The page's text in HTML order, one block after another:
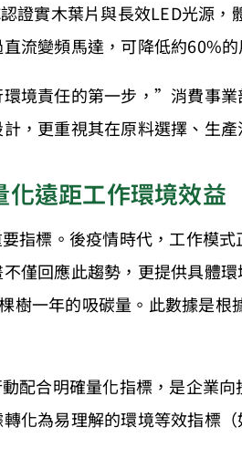
證實木葉片與長效LED光源
流變頻馬達，可降低約60%
環境責任的第一步，”消費事
，更重視其在原料選擇、生
遠距工作環境效益
指標。後疫情時代，工作模
僅回應此趨勢，更提供具體
樹一年的吸碳量。此數據是
配合明確量化指標，是企業
化為易理解的環境等效指標